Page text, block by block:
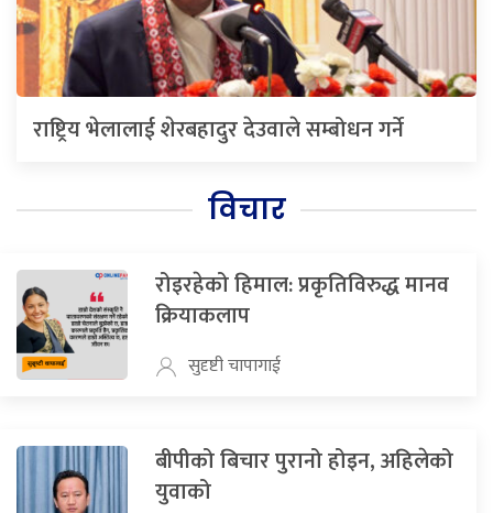
राष्ट्रिय भेलालाई शेरबहादुर देउवाले सम्बोधन गर्ने
विचार
रोइरहेको हिमाल: प्रकृतिविरुद्ध मानव
क्रियाकलाप
सुदृष्टी चापागाई
बीपीको बिचार पुरानो होइन, अहिलेको
युवाको